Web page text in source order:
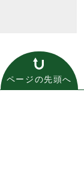
ページの先頭へ